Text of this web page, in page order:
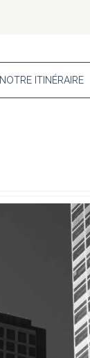
NOTRE ITINÉRAIRE